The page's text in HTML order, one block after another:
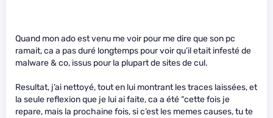
Quand mon ado est venu me voir pour me dire que son pc
ramait, ca a pas duré longtemps pour voir qu’il etait infesté de
malware & co, issus pour la plupart de sites de cul.
Resultat, j’ai nettoyé, tout en lui montrant les traces laissées, et
la seule reflexion que je lui ai faite, ca a été “cette fois je
repare, mais la prochaine fois, si c’est les memes causes, tu te